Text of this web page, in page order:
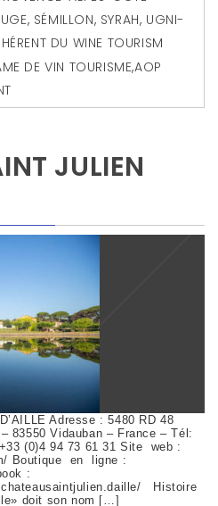
, SÉMILLON, SYRAH, UGNI-
DU WINE TOURISM
DE VIN TOURISME,AOP
JULIEN
Adresse : 5480 RD 48
83550 Vidauban – France – Tél:
(0)4 94 73 61 31 Site web :
Boutique en ligne :
:
Histoire
doit son nom […]